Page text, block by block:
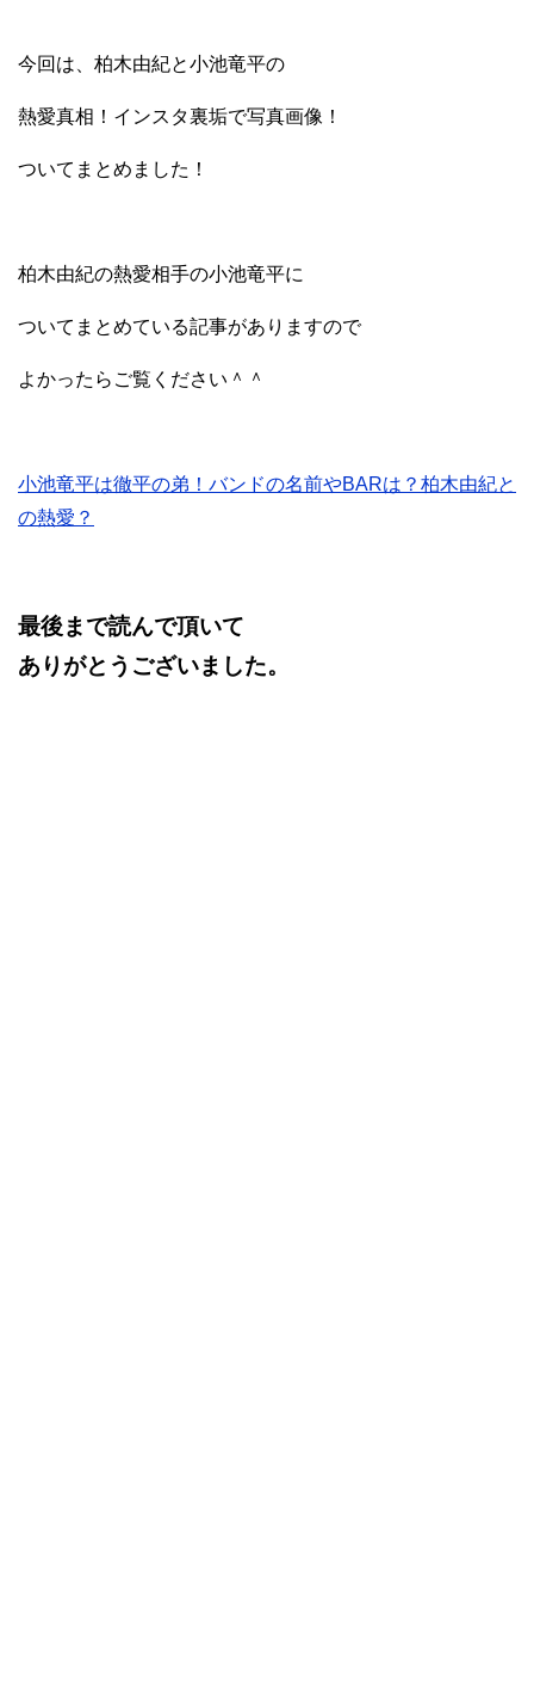
今回は、柏木由紀と小池竜平の
熱愛真相！インスタ裏垢で写真画像！
ついてまとめました！
柏木由紀の熱愛相手の小池竜平に
ついてまとめている記事がありますので
よかったらご覧ください＾＾
小池竜平は徹平の弟！バンドの名前やBARは？柏木由紀と
の熱愛？
最後まで読んで頂いて
ありがとうございました。